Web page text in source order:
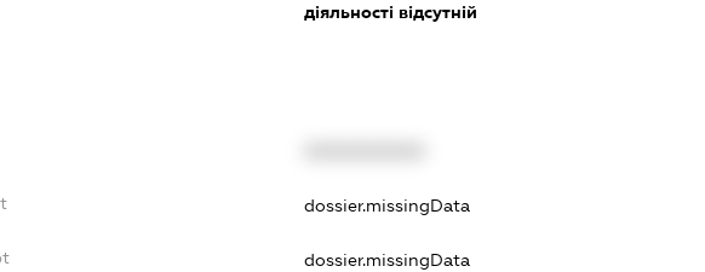
діяльності відсутній
dossier.missingData
dossier.missingData